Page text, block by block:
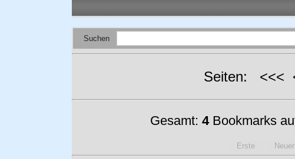
Suchen
Seiten: <<<
Gesamt: 4Bookmarks
Erste Neuer